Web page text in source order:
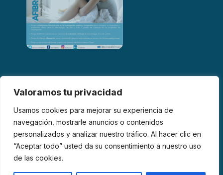
Valoramos tu privacidad
Usamos cookies para mejorar su experiencia de
navegación, mostrarle anuncios o contenidos
personalizados y analizar nuestro tráfico. Al hacer clic en
“Aceptar todo” usted da su consentimiento a nuestro uso
de las cookies.
© 2026 AFIBROM. Todos los derechos reservados.